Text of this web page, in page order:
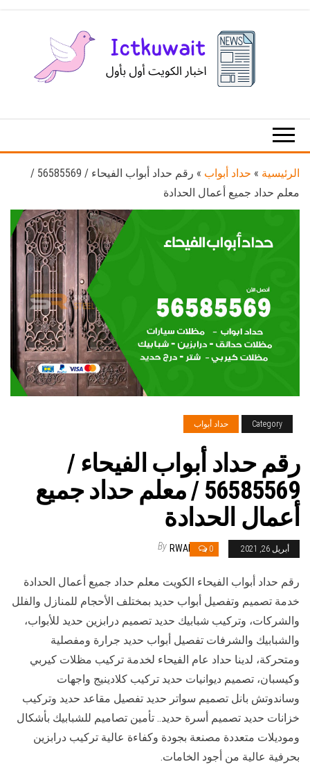
الكويت
الرئيسية » حداد أبواب »
رقم حداد أبواب الفيحاء / 56585569 /
معلم حداد جميع أعمال الحدادة
Category حداد أبواب
رقم حداد أبواب الفيحاء /
56585569 / معلم حداد جميع
أعمال الحدادة
أبريل 26, 2021 0
By RWAN
رقم حداد أبواب الفيحاء الكويت معلم حداد جميع أعمال الحدادة
خدمة تصميم وتفصيل أبواب حديد بمختلف الأحجام للمنازل والفلل
والشركات، وتركيب شبابيك حديد تصميم درابزين حديد للأبواب،
والشبابيك والشرفات تفصيل أبواب حديد جرارة ومفصلية
ومتحركة، لدينا حداد عام الفيحاء لخدمة تركيب مظلات كيربي
وكيسبان، تصميم ديوانيات حديد تركيب كلادينيج واجهات
وساندوتش بانل تصميم سواتر حديد تفصيل مقاعد حديد وتركيب
خزانات حديد تصميم أسرة حديد.. تأمين تصاميم للشبابيك بأشكال
وموديلات متعددة مصنعة بجودة وكفاءة عالية تركيب درابزين
بحرفية عالية من أجود الخامات.